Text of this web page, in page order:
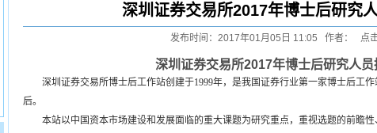
深圳证券交易所2017年博士后研究
发布时间：2017年01月05日 11:05 作者： 点
深圳证券交易所2017年博士后研究人员
深圳证券交易所博士后工作站创建于1999年，是我国证券行业第一家博士后工
后。
本站以中国资本市场建设和发展面临的重大课题为研究重点，重视选题的前瞻